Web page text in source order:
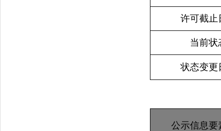
许可截止
当前状
状态变更
公示信息要